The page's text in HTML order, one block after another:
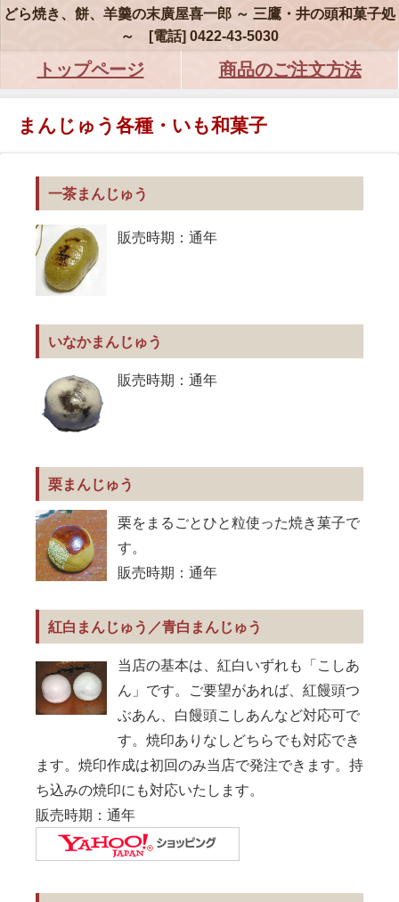
どら焼き、餅、羊羹の末廣屋喜一郎 ～ 三鷹・井の頭和菓子処
～ [電話] 0422-43-5030
トップページ 商品のご注文方法
まんじゅう各種・いも和菓子
一茶まんじゅう
販売時期：通年
いなかまんじゅう
販売時期：通年
栗まんじゅう
栗をまるごとひと粒使った焼き菓子で
す。
販売時期：通年
紅白まんじゅう／青白まんじゅう
当店の基本は、紅白いずれも「こしあ
ん」です。ご要望があれば、紅饅頭つ
ぶあん、白饅頭こしあんなど対応可で
す。焼印ありなしどちらでも対応でき
ます。焼印作成は初回のみ当店で発注できます。持
ち込みの焼印にも対応いたします。
販売時期：通年